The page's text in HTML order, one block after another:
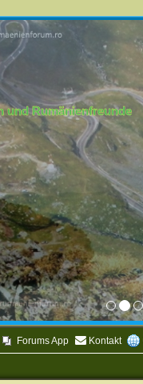
und Rumänienfreunde
Forums App Kontakt